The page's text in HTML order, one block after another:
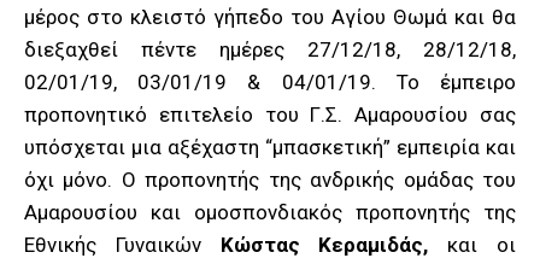
μέρος στο κλειστό γήπεδο του Αγίου Θωμά και θα
διεξαχθεί πέντε ημέρες 27/12/18, 28/12/18,
02/01/19, 03/01/19 & 04/01/19. Το έμπειρο
προπονητικό επιτελείο του Γ.Σ. Αμαρουσίου σας
υπόσχεται μια αξέχαστη “μπασκετική” εμπειρία και
όχι μόνο. Ο προπονητής της ανδρικής ομάδας του
Αμαρουσίου και ομοσπονδιακός προπονητής της
Εθνικής Γυναικών Κώστας Κεραμιδάς, και οι